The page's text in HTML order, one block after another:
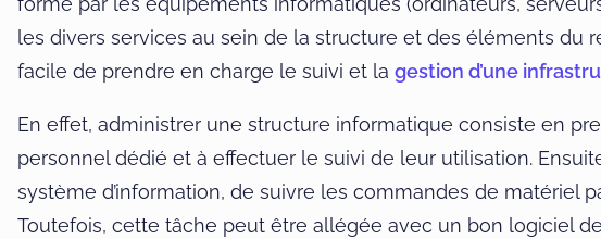
les divers services au sein de la structure et des éléments du
facile de prendre en charge le suivi et la gestion d’une
En effet, administrer une structure informatique consiste en
personnel dédié et à effectuer le suivi de leur utilisation.
système d’information, de suivre les commandes de matériel
Toutefois, cette tâche peut être allégée avec un bon logiciel